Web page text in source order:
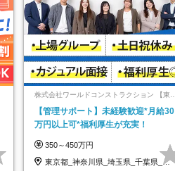
株式会社ワールドコンストラクション 【東証
一部】 (ワールドホールディングス・グルー
プ)【管理サポート】未経験歓迎*月給30
万円以上可*福利厚生が充実！
350～450万円
東京都_神奈川県_埼玉県_千葉県_大